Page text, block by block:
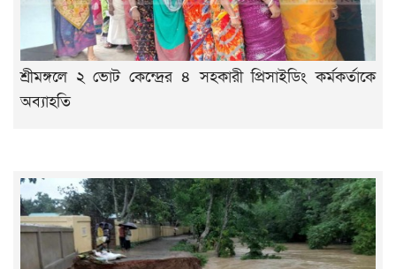
শ্রীমঙ্গলে ২ ভোট কেন্দ্রের ৪ সহকারী প্রিসাইডিং কর্মকর্তাকে
অব্যাহতি